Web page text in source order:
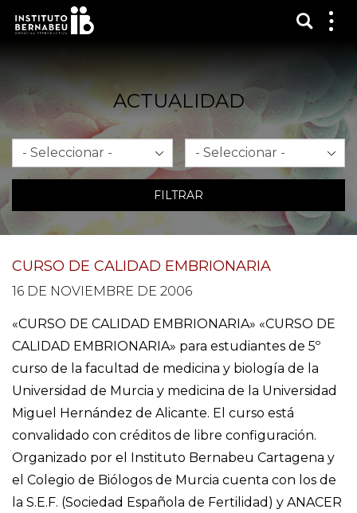
ACTUALIDAD
Mes Año
FILTRAR
CURSO DE CALIDAD EMBRIONARIA
16 DE NOVIEMBRE DE 2006
«CURSO DE CALIDAD EMBRIONARIA» «CURSO DE
CALIDAD EMBRIONARIA» para estudiantes de 5º
curso de la facultad de medicina y biología de la
Universidad de Murcia y medicina de la Universidad
Miguel Hernández de Alicante. El curso está
convalidado con créditos de libre configuración.
Organizado por el Instituto Bernabeu Cartagena y
el Colegio de Biólogos de Murcia cuenta con los de
la S.E.F. (Sociedad Española de Fertilidad) y ANACER